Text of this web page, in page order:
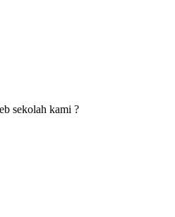
sekolah kami ?